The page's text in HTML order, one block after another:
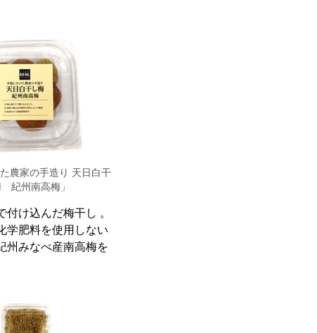
た農家の手造り 天日白干
紀州南高梅」
付け込んだ梅干し 。
学肥料を使用しない
州みなべ産南高梅を